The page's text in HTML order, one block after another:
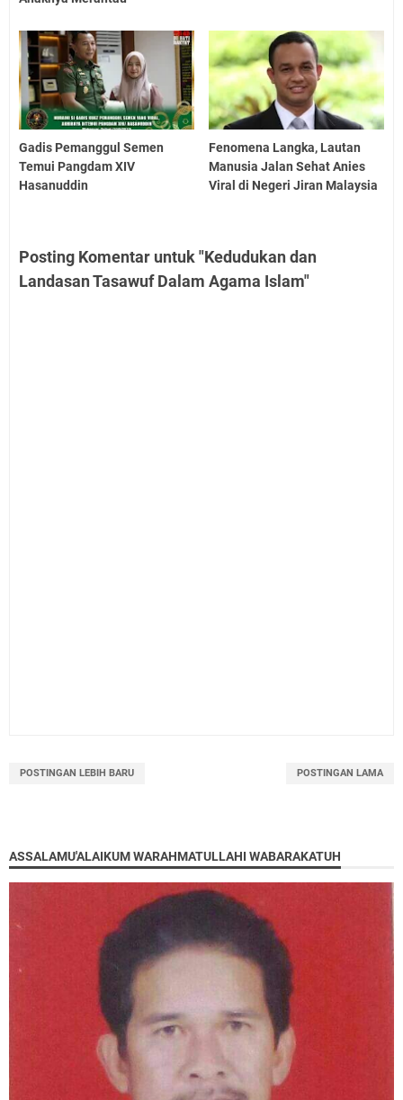
Gadis Pemanggul Semen
Temui Pangdam XIV
Hasanuddin
Fenomena Langka, Lautan
Manusia Jalan Sehat Anies
Viral di Negeri Jiran Malaysia
Posting Komentar untuk "Kedudukan dan
Landasan Tasawuf Dalam Agama Islam"
POSTINGAN LEBIH BARU POSTINGAN LAMA
ASSALAMU'ALAIKUM WARAHMATULLAHI WABARAKATUH